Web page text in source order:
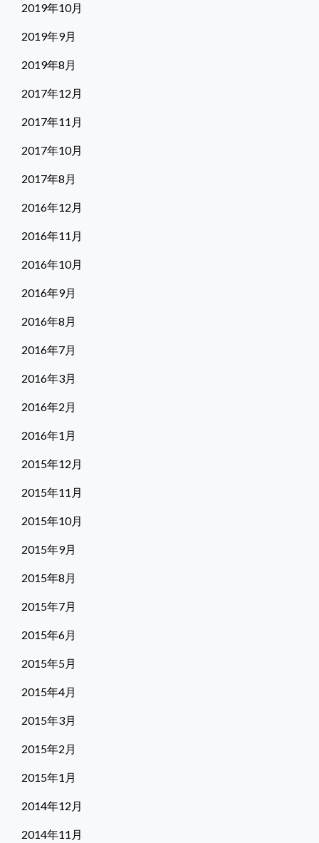
2019年10月
2019年9月
2019年8月
2017年12月
2017年11月
2017年10月
2017年8月
2016年12月
2016年11月
2016年10月
2016年9月
2016年8月
2016年7月
2016年3月
2016年2月
2016年1月
2015年12月
2015年11月
2015年10月
2015年9月
2015年8月
2015年7月
2015年6月
2015年5月
2015年4月
2015年3月
2015年2月
2015年1月
2014年12月
2014年11月